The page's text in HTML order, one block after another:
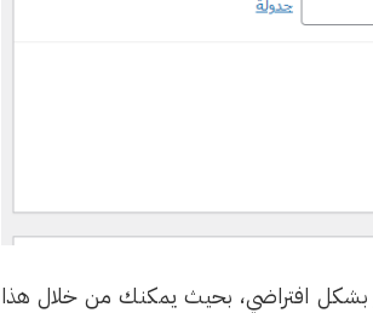
بشكل افتراضي، بحيث يمكنك من خلال هذا